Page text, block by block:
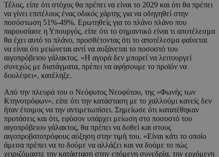
Τέλος, είπε ότι στόχος θα πρέπει να είναι το 2029 και ότι θα πρέπει
να γίνει επιτέλους ένας οδικός χάρτης για να οδηγηθεί στην
ποσόστωση 51%-49%. Ερωτηθείς για το πλάνο πλάνο που
παρουσίασε η Υπουργός, είπε ότι το σημαντικό είναι τι αποτέλεσμα
θα έχει αυτό το πλάνο, προσθέτοντας ότι το αποτέλεσμα φαίνεται
να είναι ότι μειώνεται αντί να αυξάνεται το ποσοστό του
αιγοπρόβειου γάλακτος. «Η αγορά δεν μπορεί να λειτουργεί
συνεχώς με διατάγματα, πρέπει να αφήσουμε το προϊόν να
δουλέψει», κατέληξε.
Από την πλευρά του ο Νεόφυτος Νεοφύτου, της «Φωνής των
Κτηνοτρόφων», είπε ότι την κατάσταση με το χαλλούμι κανείς δεν
ήταν έτοιμος να την αντιμετωπίσει. Σημείωσε ότι κατατέθηκαν
προτάσεις και ότι, εφόσον υπάρχει μείωση στο ποσοστό του
αιγοπρόβειου γάλακτος, θα πρέπει να δοθεί και στους
αιγοπροβατοτρόφους αύξηση στην τιμή του. «Είναι κάτι το οποίο
άμεσα πρέπει να το δούμε να αλλάζει και να δούμε το πώς
χειριζόμαστε την κατάσταση στην επόμενη συνεδρία, την ερχόμενη